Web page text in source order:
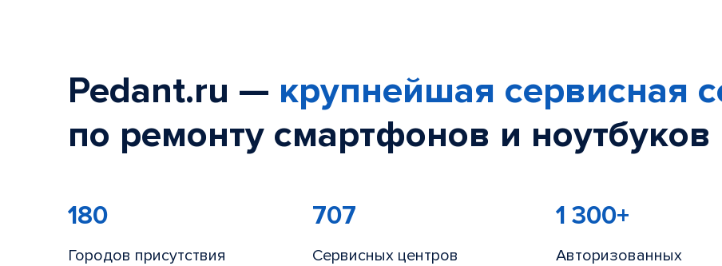
Pedant.ru — крупнейшая сервисная
по ремонту смартфонов и ноутбуков
180
Городов присутствия
707
Сервисных центров
1 300+
Авторизованных